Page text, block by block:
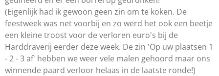
(Eigenlijk had ik gewoon geen zin om te koken. De
feestweek was net voorbij en zo werd het ook een beetje
een kleine troost voor de verloren euro's bij de
Harddraverij eerder deze week. De zin 'Op uw plaatsen 1
- 2 - 3 af' hebben we weer vele malen gehoord maar ons
winnende paard verloor helaas in de laatste ronde!)